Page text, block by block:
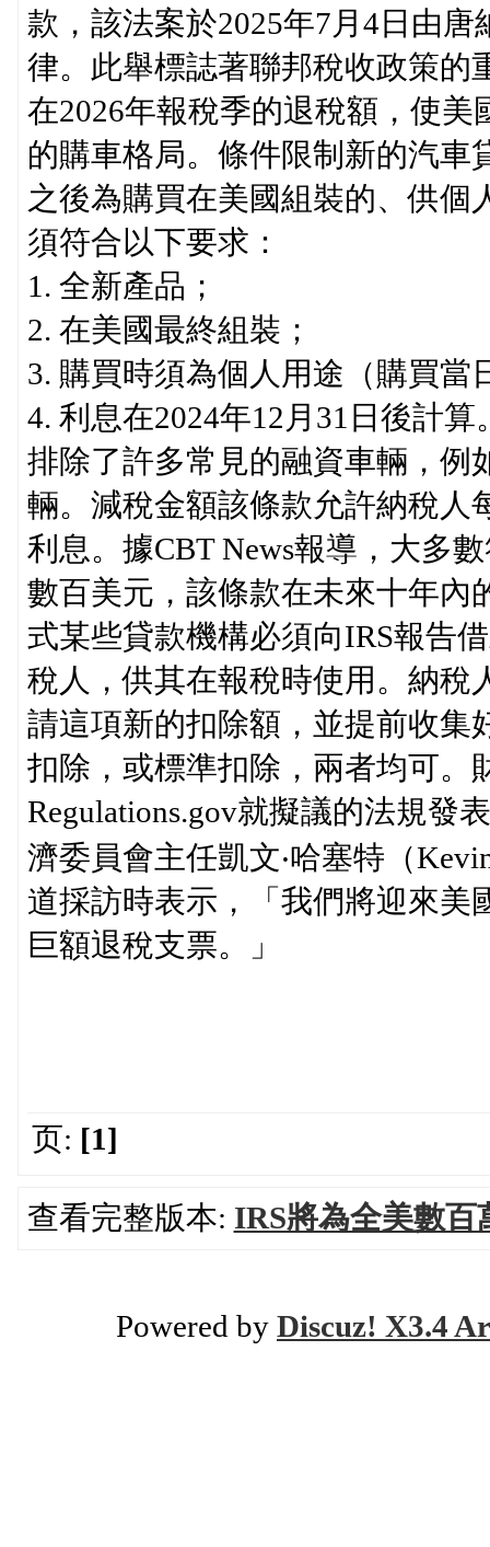
款，該法案於2025年7月4日由
律。此舉標誌著聯邦稅收政策的
在2026年報稅季的退稅額，使
的購車格局。條件限制新的汽車
之後為購買在美國組裝的、供個
須符合以下要求：
1. 全新產品；
2. 在美國最終組裝；
3. 購買時須為個人用途（購買
4. 利息在2024年12月31日後計
排除了許多常見的融資車輛，例
輛。減稅金額該條款允許納稅人
利息。據CBT News報導，大多
數百美元，該條款在未來十年內
式某些貸款機構必須向IRS報告
稅人，供其在報稅時使用。納稅
請這項新的扣除額，並提前收集
扣除，或標準扣除，兩者均可。
Regulations.gov就擬議的法規發
濟委員會主任凱文‧哈塞特（
道採訪時表示，「我們將迎來美
巨額退稅支票。」
页: [1]
查看完整版本: IRS將為全美數百
Powered by Discuz! X3.4